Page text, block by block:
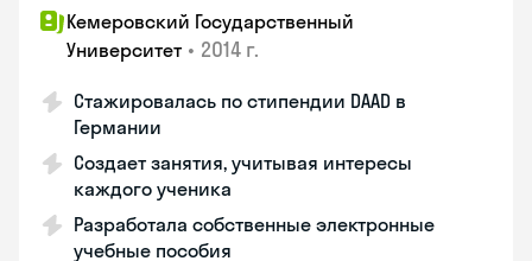
Кемеровский Государственный
Университет • 2014 г.
Стажировалась по стипендии DAAD в
Германии
Создает занятия, учитывая интересы
каждого ученика
Разработала собственные электронные
учебные пособия